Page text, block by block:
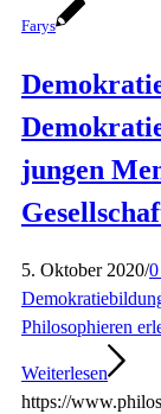
Farys
jungen
5. Oktober 2020/
Philosophieren
Weiterlesen
https://